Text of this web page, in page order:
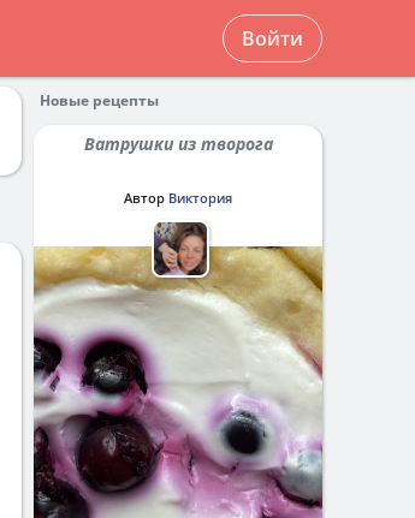
Войти
Новые рецепты
Ватрушки из творога
Автор Виктория